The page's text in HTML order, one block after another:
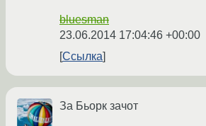
bluesman
23.06.2014 17:04:46 +00:00
Ссылка
За Бьорк зачот